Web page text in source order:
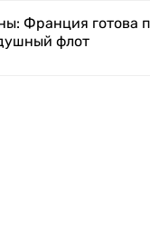
Франция готова
флот